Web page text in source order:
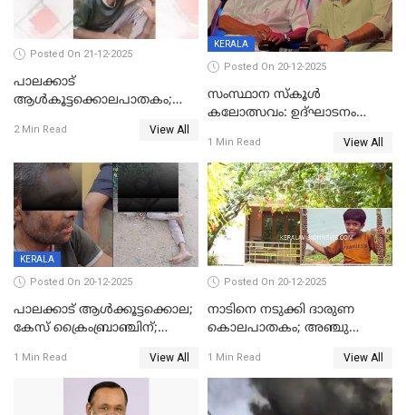
Posted On 21-12-2025
പാലക്കാട്‌
ആൾകൂട്ടക്കൊലപാതകം;
ഊർജ്ജിതമാക്കിമാക്കി
2 Min Read View All
KERALA
Posted On 20-12-2025
സംസ്ഥാന സ്കൂൾ
കലോത്സവം: ഉദ്ഘാടനം
മുഖ്യാതിഥിയായി
മോഹൻലാൽ
1 Min Read View All
KERALA
Posted On 20-12-2025
പാലക്കാട് ആൾക്കൂട്ടക്കൊല;
കേസ് ക്രൈംബ്രാഞ്ചിന്;
അന്വേഷിക്കും
1 Min Read View All
Posted On 20-12-2025
നാടിനെ നടുക്കി ദാരുണ
കൊലപാതകം; അഞ്ചു
കഴുത്തുഞെരിച്ച് കൊന്നു
1 Min Read View All